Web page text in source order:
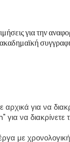
για την
αρχικά για να
για να
με